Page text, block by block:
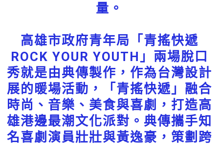
量。
高雄市政府青年局「青搖快遞
ROCK YOUR YOUTH」兩場脫口
秀就是由典傳製作，作為台灣設計
展的暖場活動，「青搖快遞」融合
時尚、音樂、美食與喜劇，打造高
雄港邊最潮文化派對。典傳攜手知
名喜劇演員壯壯與黃逸豪，策劃跨